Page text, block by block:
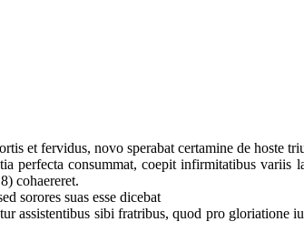
et fervidus, novo sperabat certamine de hoste
perfecta consummat, coepit infirmitatibus variis
cohaereret.
sorores suas esse dicebat
assistentibus sibi fratribus, quod pro